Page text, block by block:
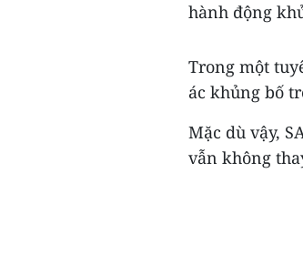
hành động
Trong một
ác khủng bố
Mặc dù vậy,
vẫn không